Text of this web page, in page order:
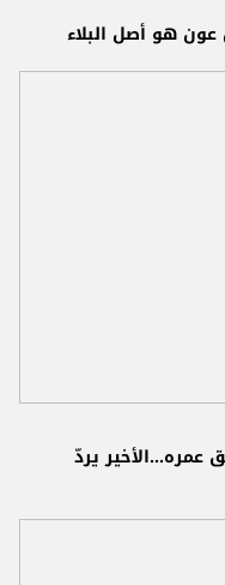
هو أصل البلاء
يردّ